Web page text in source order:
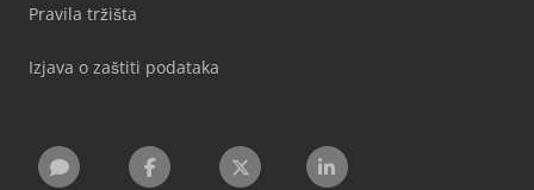
Pravila tržišta
Izjava o zaštiti podataka